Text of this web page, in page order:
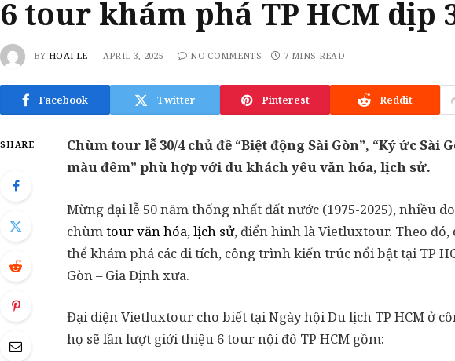
6 tour khám phá TP HCM dịp
BY HOAI LE APRIL 3, 2025 NO COMMENTS 7 MINS READ
Facebook Twitter Pinterest Reddit
SHARE
Chùm tour lễ 30/4 chủ đề “Biệt động Sài Gòn”, “Ký ức Sài
màu đêm” phù hợp với du khách yêu văn hóa, lịch sử.
Mừng đại lễ 50 năm thống nhất đất nước (1975-2025), nhiều
chùm tour văn hóa, lịch sử, điển hình là Vietluxtour. Theo
thể khám phá các di tích, công trình kiến trúc nổi bật tại TP
Gòn – Gia Định xưa.
Đại diện Vietluxtour cho biết tại Ngày hội Du lịch TP HCM ở
họ sẽ lần lượt giới thiệu 6 tour nội đô TP HCM gồm: